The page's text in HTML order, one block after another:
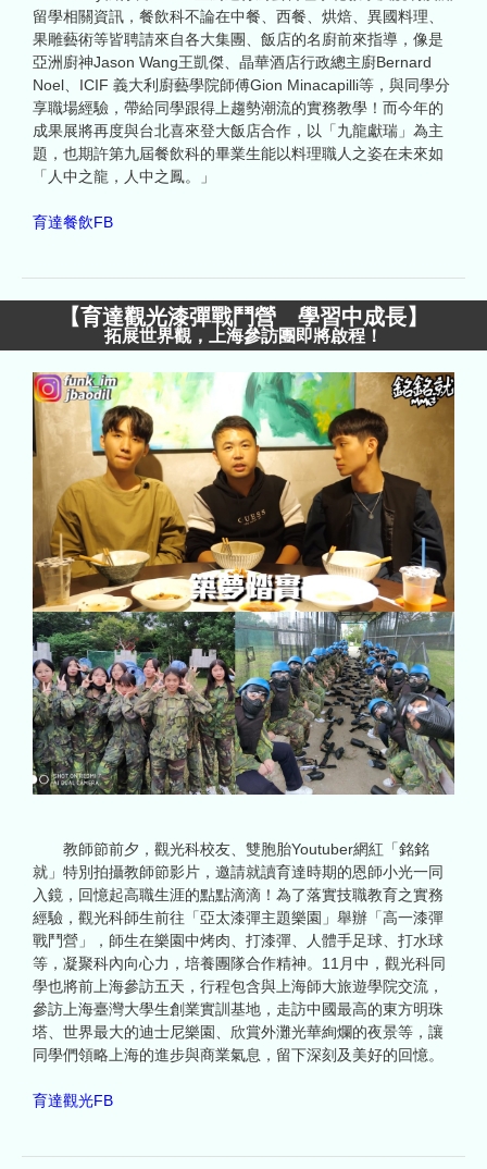
留學相關資訊，餐飲科不論在中餐、西餐、烘焙、異國料理、
果雕藝術等皆聘請來自各大集團、飯店的名廚前來指導，像是
亞洲廚神Jason Wang王凱傑、晶華酒店行政總主廚Bernard
Noel、ICIF 義大利廚藝學院師傅Gion Minacapilli等，與同學分
享職場經驗，帶給同學跟得上趨勢潮流的實務教學！而今年的
成果展將再度與台北喜來登大飯店合作，以「九龍獻瑞」為主
題，也期許第九屆餐飲科的畢業生能以料理職人之姿在未來如
「人中之龍，人中之鳳。」
育達餐飲FB
【育達觀光漆彈戰鬥營 學習中成長】
拓展世界觀，上海參訪團即將啟程！
教師節前夕，觀光科校友、雙胞胎Youtuber網紅「銘銘
就」特別拍攝教師節影片，邀請就讀育達時期的恩師小光一同
入鏡，回憶起高職生涯的點點滴滴！為了落實技職教育之實務
經驗，觀光科師生前往「亞太漆彈主題樂園」舉辦「高一漆彈
戰鬥營」，師生在樂園中烤肉、打漆彈、人體手足球、打水球
等，凝聚科內向心力，培養團隊合作精神。11月中，觀光科同
學也將前上海參訪五天，行程包含與上海師大旅遊學院交流，
參訪上海臺灣大學生創業實訓基地，走訪中國最高的東方明珠
塔、世界最大的迪士尼樂園、欣賞外灘光華絢爛的夜景等，讓
同學們領略上海的進步與商業氣息，留下深刻及美好的回憶。
育達觀光FB